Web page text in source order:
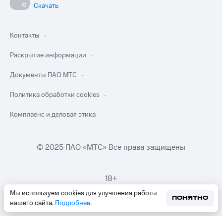
Мы используем cookies для улучшения работы
нашего сайта. Подробнее.
ПОНЯТНО
Скачать
Контакты
Раскрытие информации
Документы ПАО МТС
Политика обработки cookies
Комплаенс и деловая этика
© 2025 ПАО «МТС» Все права защищены
18+